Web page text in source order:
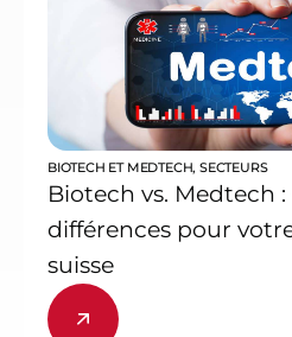
BIOTECH ET MEDTECH,SECTEURS
Biotech vs. Medtech
différences pour
suisse